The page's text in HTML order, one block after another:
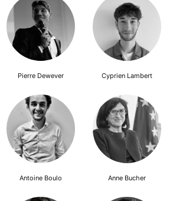
Pierre Dewever Cyprien Lambert
Antoine Boulo Anne Bucher